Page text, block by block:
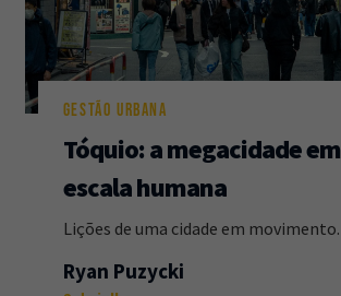
GESTÃO URBANA
Tóquio: a megacidade em
escala humana
Lições de uma cidade em movimento.
Ryan Puzycki